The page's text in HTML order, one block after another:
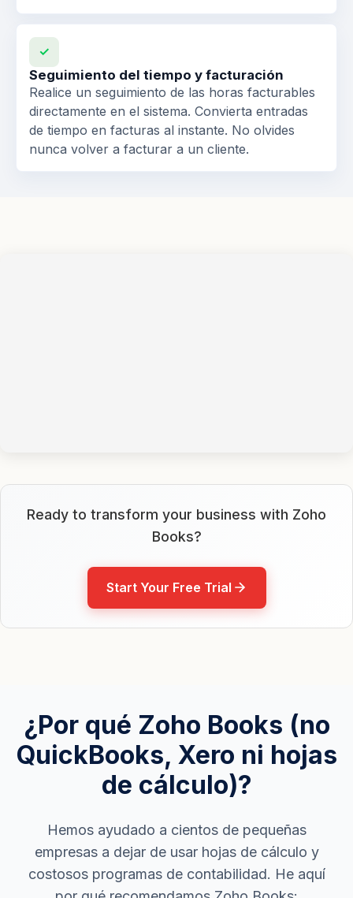
✓
Seguimiento del tiempo y facturación
Realice un seguimiento de las horas facturables
directamente en el sistema. Convierta entradas
de tiempo en facturas al instante. No olvides
nunca volver a facturar a un cliente.
Ready to transform your business with Zoho
Books?
Start Your Free Trial
¿Por qué Zoho Books (no
QuickBooks, Xero ni hojas
de cálculo)?
Hemos ayudado a cientos de pequeñas
empresas a dejar de usar hojas de cálculo y
costosos programas de contabilidad. He aquí